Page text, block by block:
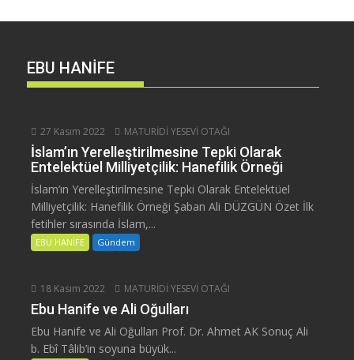
EBU HANİFE
27 Kasım 2022 MATURİDİ YESEVİ OTAĞI
İslam’ın Yerelleştirilmesine Tepki Olarak
Entelektüel Milliyetçilik: Hanefilik Örneği
İslam’ın Yerelleştirilmesine Tepki Olarak Entelektüel
Milliyetçilik: Hanefilik Örneği Şaban Ali DÜZGÜN Özet İlk
fetihler sırasında İslam,...
EBU HANİFE Gündem
18 Kasım 2022 MATURİDİ YESEVİ OTAĞI
Ebu Hanife ve Ali Oğulları
Ebu Hanife ve Ali Oğulları Prof. Dr. Ahmet AK Sonuç Ali
b. Ebî Tâlib’in soyuna büyük...